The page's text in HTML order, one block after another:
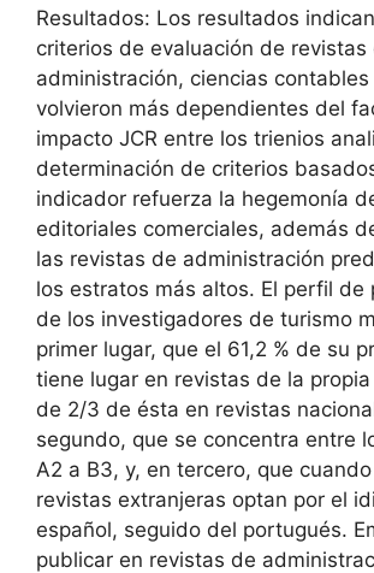
Resultados: Los resultados
criterios de evaluación de revistas
administración, ciencias
volvieron más dependientes del
impacto JCR entre los trienios
determinación de criterios
indicador refuerza la hegemonía
editoriales comerciales, además
las revistas de administración
los estratos más altos. El perfil de
de los investigadores de turismo
primer lugar, que el 61,2 % de su
tiene lugar en revistas de la
de 2/3 de ésta en revistas
segundo, que se concentra entre
A2 a B3, y, en tercero, que
revistas extranjeras optan por el
español, seguido del portugués.
publicar en revistas de